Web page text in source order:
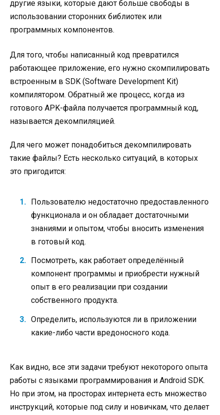
другие языки, которые дают больше свободы в
использовании сторонних библиотек или
программных компонентов.
Для того, чтобы написанный код превратился
работающее приложение, его нужно скомпилировать
встроенным в SDK (Software Development Kit)
компилятором. Обратный же процесс, когда из
готового APK-файла получается программный код,
называется декомпиляцией.
Для чего может понадобиться декомпилировать
такие файлы? Есть несколько ситуаций, в которых
это пригодится:
Пользователю недостаточно предоставленного
функционала и он обладает достаточными
знаниями и опытом, чтобы вносить изменения
в готовый код.
Посмотреть, как работает определённый
компонент программы и приобрести нужный
опыт в его реализации при создании
собственного продукта.
Определить, используются ли в приложении
какие-либо части вредоносного кода.
Как видно, все эти задачи требуют некоторого опыта
работы с языками программирования и Android SDK.
Но при этом, на просторах интернета есть множество
инструкций, которые под силу и новичкам, что делает